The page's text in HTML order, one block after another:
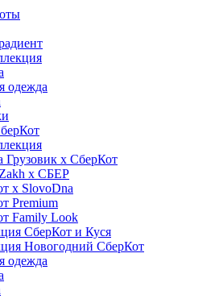
одежда
Грузовик х СберКот
x СБЕР
x SlovoDna
Premium
Family Look
СберКот и Куся
Новогодний СберКот
одежда